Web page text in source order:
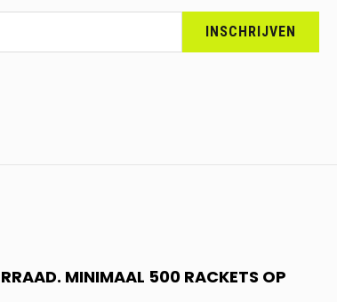
INSCHRIJVEN
MINIMAAL 500 RACKETS OP